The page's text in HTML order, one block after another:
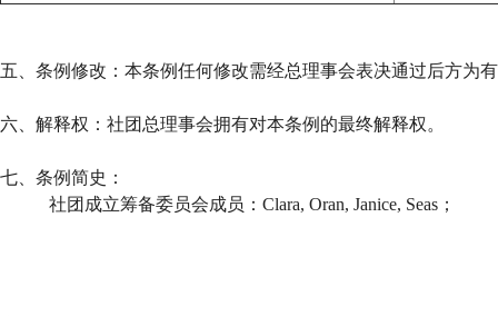
五、条例修改：本条例任何修改需经总理事会表决通过后方为
六、解释权：社团总理事会拥有对本条例的最终解释权。
七、条例简史：
社团成立筹备委员会成员：Clara, Oran, Janice, Seas；